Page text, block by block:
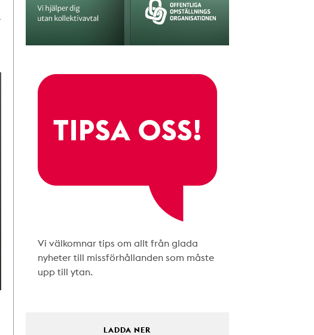
Vi välkomnar tips om allt från glada
nyheter till missförhållanden som måste
upp till ytan.
LADDA NER